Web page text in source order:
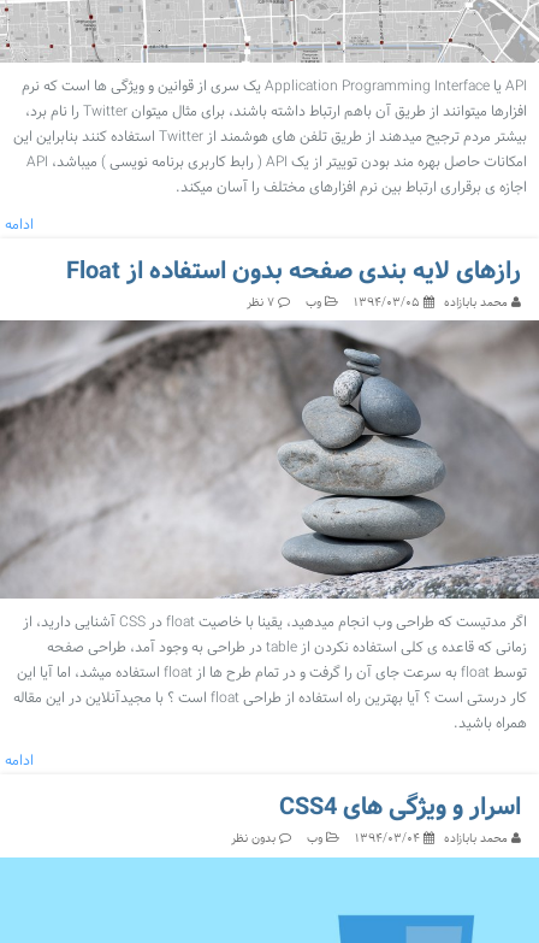
API یا Application Programming Interface یک سری از قوانین و ویژگی ها است که نرم
افزارها میتوانند از طریق آن باهم ارتباط داشته باشند، برای مثال میتوان Twitter را نام برد،
بیشتر مردم ترجیح میدهند از طریق تلفن های هوشمند از Twitter استفاده کنند بنابراین این
امکانات حاصل بهره مند بودن توییتر از یک API ( رابط کاربری برنامه نویسی ) میباشد، API
اجازه ی برقراری ارتباط بین نرم افزارهای مختلف را آسان میکند.
ادامه
رازهای لایه بندی صفحه بدون استفاده از Float
محمد بابازاده وب
اگر مدتیست که طراحی وب انجام میدهید، یقینا با خاصیت float در CSS آشنایی دارید، از
زمانی که قاعده ی کلی استفاده نکردن از table در طراحی به وجود آمد، طراحی صفحه
توسط float به سرعت جای آن را گرفت و در تمام طرح ها از float استفاده میشد، اما آیا این
کار درستی است ؟ آیا بهترین راه استفاده از طراحی float است ؟ با مجیدآنلاین در این مقاله
همراه باشید.
ادامه
اسرار و ویژگی های CSS4
محمد بابازاده وب بدون نظر